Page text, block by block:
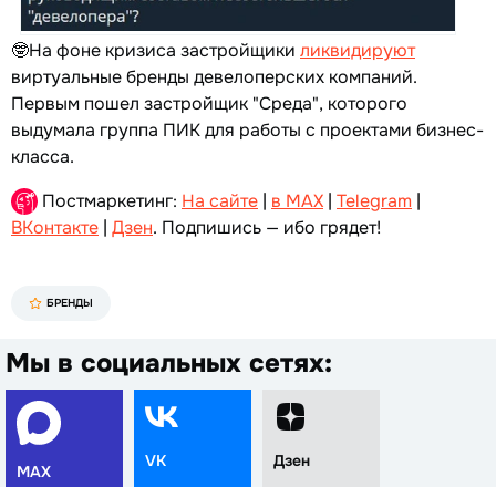
🤓На фоне кризиса застройщики ликвидируют
виртуальные бренды девелоперских компаний.
Первым пошел застройщик "Среда", которого
выдумала группа ПИК для работы с проектами бизнес-
класса.
Постмаркетинг: На сайте | в MAX | Telegram |
ВКонтакте | Дзен. Подпишись — ибо грядет!
БРЕНДЫ
Мы в социальных сетях:
MAX
VK Дзен